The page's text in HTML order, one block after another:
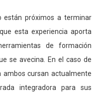
están próximos a terminar
esta experiencia aporta
de formación
se avecina. En el caso de
ambos cursan actualmente
integradora para sus